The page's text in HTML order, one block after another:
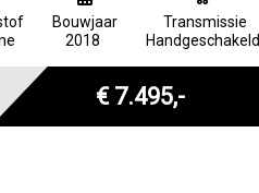
Bouwjaar
2018
Transmissie
Handgeschakeld
€ 7.495,-